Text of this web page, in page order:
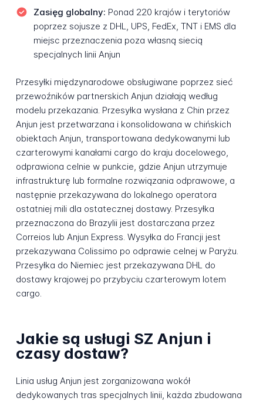
Zasięg globalny: Ponad 220 krajów i terytoriów
poprzez sojusze z DHL, UPS, FedEx, TNT i EMS dla
miejsc przeznaczenia poza własną siecią
specjalnych linii Anjun
Przesyłki międzynarodowe obsługiwane poprzez sieć
przewoźników partnerskich Anjun działają według
modelu przekazania. Przesyłka wysłana z Chin przez
Anjun jest przetwarzana i konsolidowana w chińskich
obiektach Anjun, transportowana dedykowanymi lub
czarterowymi kanałami cargo do kraju docelowego,
odprawiona celnie w punkcie, gdzie Anjun utrzymuje
infrastrukturę lub formalne rozwiązania odprawowe, a
następnie przekazywana do lokalnego operatora
ostatniej mili dla ostatecznej dostawy. Przesyłka
przeznaczona do Brazylii jest dostarczana przez
Correios lub Anjun Express. Wysyłka do Francji jest
przekazywana Colissimo po odprawie celnej w Paryżu.
Przesyłka do Niemiec jest przekazywana DHL do
dostawy krajowej po przybyciu czarterowym lotem
cargo.
Jakie są usługi SZ Anjun i
czasy dostaw?
Linia usług Anjun jest zorganizowana wokół
dedykowanych tras specjalnych linii, każda zbudowana